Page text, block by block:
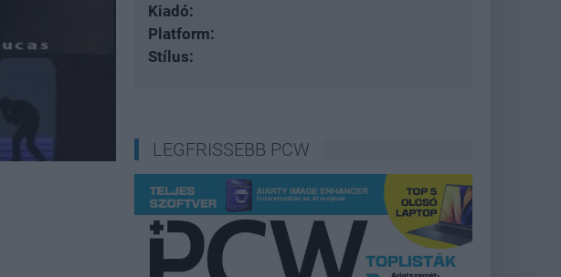
Kiadó:
Platform:
Stílus:
LEGFRISSEBB PCW